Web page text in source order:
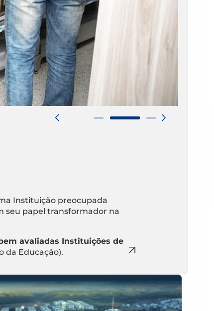
Instituição preocupada
seu papel transformador na
avaliadas Instituições de
da Educação).